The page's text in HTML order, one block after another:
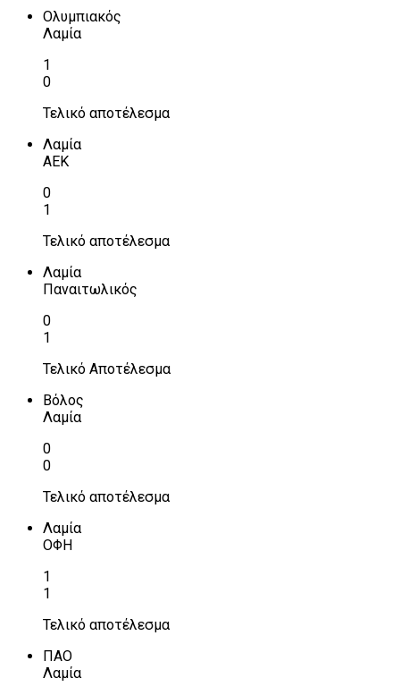
Ολυμπιακός
Λαμία
1
0
Τελικό αποτέλεσμα
Λαμία
ΑΕΚ
0
1
Τελικό αποτέλεσμα
Λαμία
Παναιτωλικός
0
1
Τελικό Αποτέλεσμα
Βόλος
Λαμία
0
0
Τελικό αποτέλεσμα
Λαμία
ΟΦΗ
1
1
Τελικό αποτέλεσμα
ΠΑΟ
Λαμία